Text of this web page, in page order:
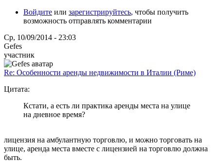
Войдите или зарегистрируйтесь, чтобы получить
возможность отправлять комментарии
Ср, 10/09/2014 - 23:03
Gefes
участник
Re: Особенности аренды недвижимости в Италии (Риме)
Цитата:
Кстати, а есть ли практика аренды места на улице
на дневное время?
лицензия на амбулантную торговлю, и можно торговать на
улице, аренда места вместе с лицензией на торговлю должна
быть.